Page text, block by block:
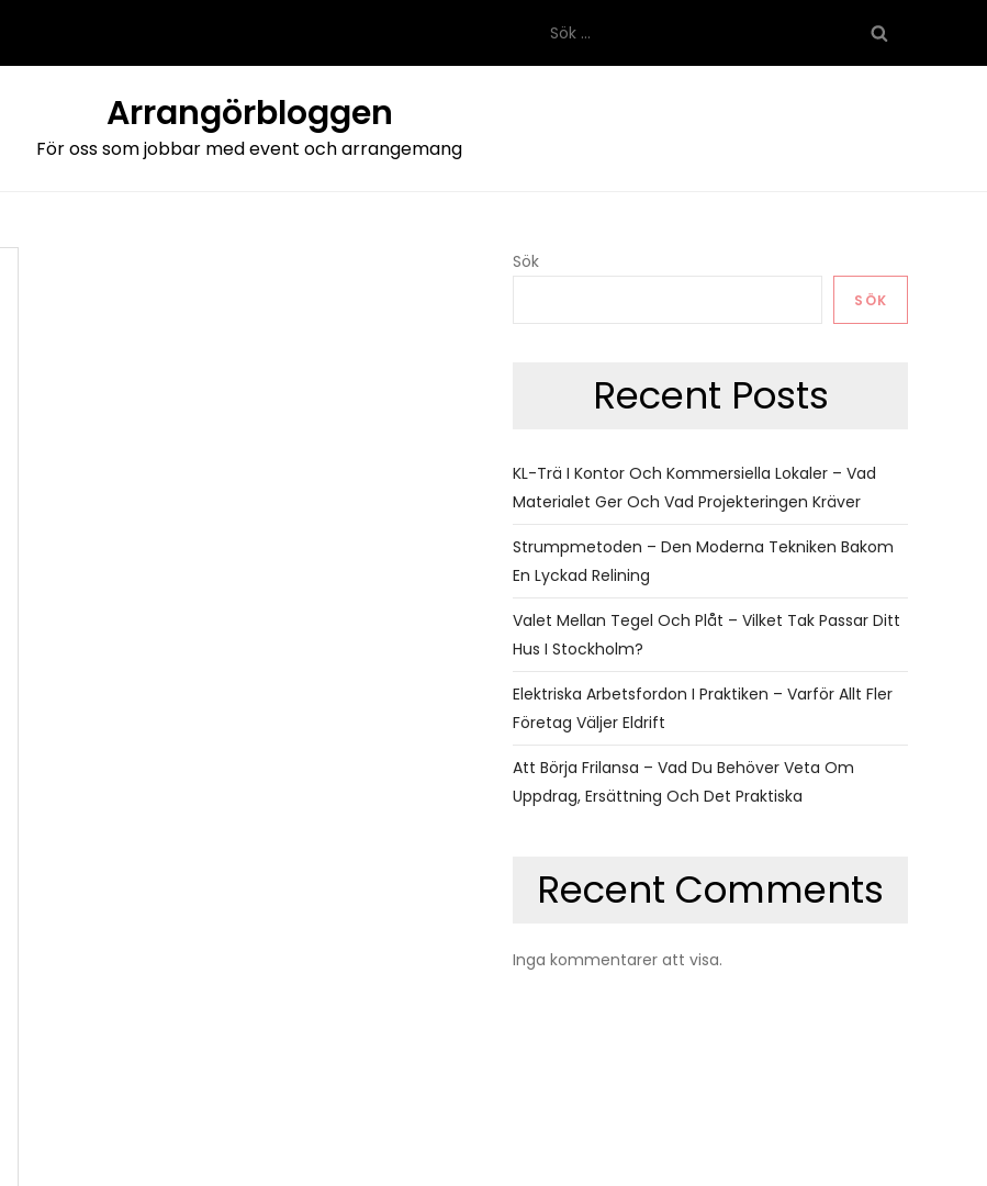
efter:
Arrangörbloggen
För oss som jobbar med event och arrangemang
Sök
SÖK
Recent Posts
KL-Trä I Kontor Och Kommersiella Lokaler – Vad
Materialet Ger Och Vad Projekteringen Kräver
Strumpmetoden – Den Moderna Tekniken Bakom
En Lyckad Relining
Valet Mellan Tegel Och Plåt – Vilket Tak Passar Ditt
Hus I Stockholm?
Elektriska Arbetsfordon I Praktiken – Varför Allt Fler
Företag Väljer Eldrift
Att Börja Frilansa – Vad Du Behöver Veta Om
Uppdrag, Ersättning Och Det Praktiska
Recent Comments
Inga kommentarer att visa.